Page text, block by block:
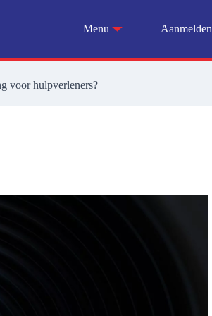
Menu Aanmelden
voor hulpverleners?